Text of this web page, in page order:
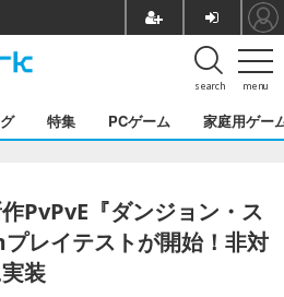
menu
search
特集 PCゲーム 家庭用ゲー
PvPvE『ダンジョン・ス
レイテストが開始！非対
装